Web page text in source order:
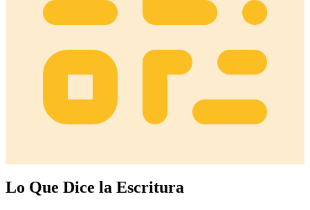
Lo Que Dice la Escritura